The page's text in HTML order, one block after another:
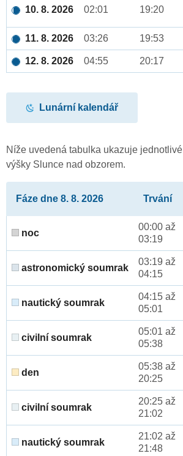
10. 8. 2026 02:01 19:20
11. 8. 2026 03:26 19:53
12. 8. 2026 04:55 20:17
Lunární kalendář
Níže uvedená tabulka ukazuje jednotlivé
výšky Slunce nad obzorem.
Fáze dne 8. 8. 2026 Trvání
noc
00:00 až
03:19
astronomický soumrak
03:19 až
04:15
nautický soumrak
04:15 až
05:01
civilní soumrak
05:01 až
05:38
den
05:38 až
20:25
civilní soumrak
20:25 až
21:02
nautický soumrak
21:02 až
21:48